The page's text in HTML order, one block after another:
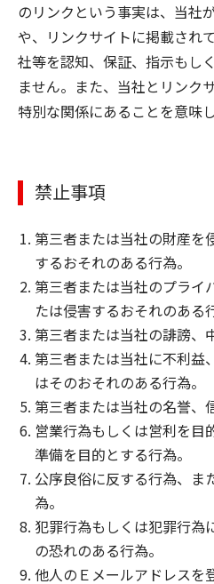
のリンクという事実は、当社
や、リンクサイトに掲載され
社等を認知、保証、指示もし
ません。また、当社とリンク
特別な関係にあることを意味
禁止事項
第三者または当社の財産を
するおそれのある行為。
第三者または当社のプライ
たは侵害するおそれのある
第三者または当社の誹謗、
第三者または当社に不利益
はそのおそれのある行為。
第三者または当社の名誉、
営業行為もしくは営利を目
準備を目的とする行為。
公序良俗に反する行為、ま
為。
犯罪行為もしくは犯罪行為
の恐れのある行為。
他人のＥメールアドレスを